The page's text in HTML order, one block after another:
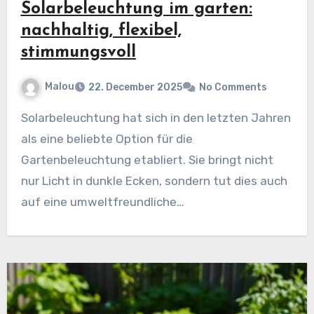
Solarbeleuchtung im garten:
nachhaltig, flexibel,
stimmungsvoll
Malou 22. December 2025 No Comments
Solarbeleuchtung hat sich in den letzten Jahren
als eine beliebte Option für die
Gartenbeleuchtung etabliert. Sie bringt nicht
nur Licht in dunkle Ecken, sondern tut dies auch
auf eine umweltfreundliche…